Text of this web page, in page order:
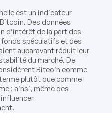
est un indicateur
Des données
d’intérêt de la part des
spéculatifs et des
auparavant réduit leur
du marché. De
Bitcoin comme
plutôt que comme
; ainsi, même des